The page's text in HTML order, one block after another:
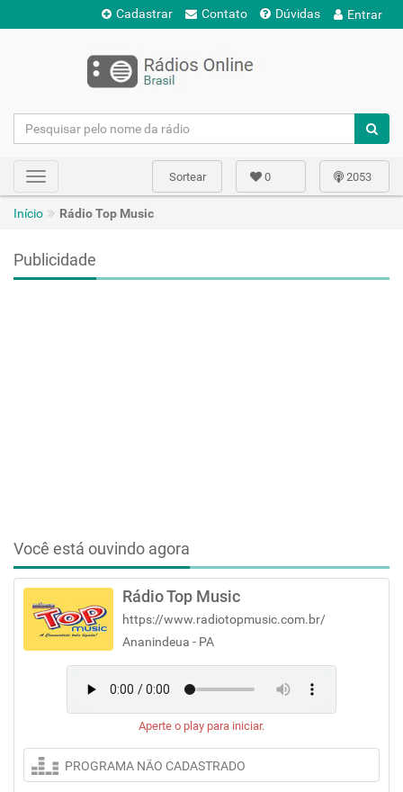
Cadastrar Contato Dúvidas Entrar
Toggle
navigation
2053
0
Sortear
Início Rádio Top Music
Publicidade
Você está ouvindo agora
Rádio Top Music
https://www.radiotopmusic.com.br/
Ananindeua - PA
Aperte o play para iniciar.
PROGRAMA NÃO CADASTRADO